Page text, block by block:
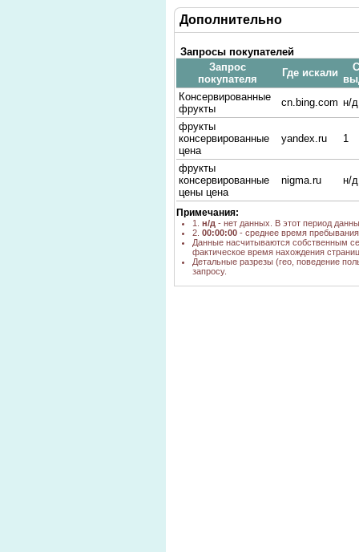
Дополнительно
Запросы покупателей
Запрос
покупателя
Где искали
Консервированные
фрукты
cn.bing.com н/д
фрукты
консервированные
цена
yandex.ru 1
фрукты
консервированные
цены цена
nigma.ru н/д
Примечания:
1. н/д - нет данных. В этот период
2. 00:00:00 - среднее время
Данные насчитываются собственным
фактическое время нахождения
Детальные разрезы (гео, поведение
запросу.